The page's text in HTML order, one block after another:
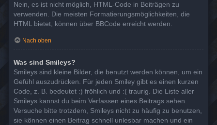
Nein, es ist nicht möglich, HTML-Code in Beiträgen zu
verwenden. Die meisten Formatierungsmöglichkeiten, die
HTML bietet, können über BBCode erreicht werden.
Nach oben
Was sind Smileys?
Smileys sind kleine Bilder, die benutzt werden können, um ein
Gefühl auszudrücken. Für jeden Smiley gibt es einen kurzen
Code, z. B. bedeutet :) fröhlich und :( traurig. Die Liste aller
Smileys kannst du beim Verfassen eines Beitrags sehen.
Versuche bitte trotzdem, Smileys nicht zu häufig zu benutzen,
sie können einen Beitrag schnell unlesbar machen und ein